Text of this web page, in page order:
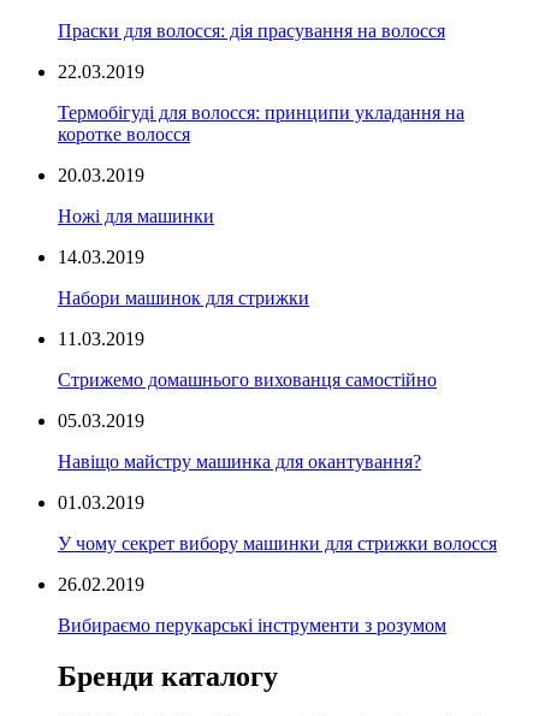
Праски для волосся: дія прасування на волосся
22.03.2019
Термобігуді для волосся: принципи укладання на
коротке волосся
20.03.2019
Ножі для машинки
14.03.2019
Набори машинок для стрижки
11.03.2019
Стрижемо домашнього вихованця самостійно
05.03.2019
Навіщо майстру машинка для окантування?
01.03.2019
У чому секрет вибору машинки для стрижки волосся
26.02.2019
Вибираємо перукарські інструменти з розумом
Бренди каталогу